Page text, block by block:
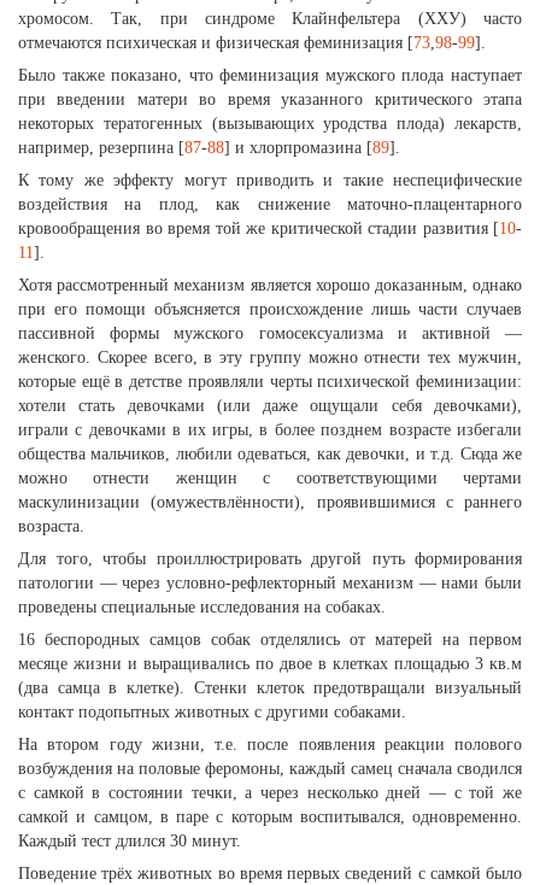
хромосом. Так, при синдроме Клайнфельтера (ХХУ) часто
отмечаются психическая и физическая феминизация [73,98-99].
Было также показано, что феминизация мужского плода наступает
при введении матери во время указанного критического этапа
некоторых тератогенных (вызывающих уродства плода) лекарств,
например, резерпина [87-88] и хлорпромазина [89].
К тому же эффекту могут приводить и такие неспецифические
воздействия на плод, как снижение маточно-плацентарного
кровообращения во время той же критической стадии развития [10-
11].
Хотя рассмотренный механизм является хорошо доказанным, однако
при его помощи объясняется происхождение лишь части случаев
пассивной формы мужского гомосексуализма и активной —
женского. Скорее всего, в эту группу можно отнести тех мужчин,
которые ещё в детстве проявляли черты психической феминизации:
хотели стать девочками (или даже ощущали себя девочками),
играли с девочками в их игры, в более позднем возрасте избегали
общества мальчиков, любили одеваться, как девочки, и т.д. Сюда же
можно отнести женщин с соответствующими чертами
маскулинизации (омужествлённости), проявившимися с раннего
возраста.
Для того, чтобы проиллюстрировать другой путь формирования
патологии — через условно-рефлекторный механизм — нами были
проведены специальные исследования на собаках.
16 беспородных самцов собак отделялись от матерей на первом
месяце жизни и выращивались по двое в клетках площадью 3 кв.м
(два самца в клетке). Стенки клеток предотвращали визуальный
контакт подопытных животных с другими собаками.
На втором году жизни, т.е. после появления реакции полового
возбуждения на половые феромоны, каждый самец сначала сводился
с самкой в состоянии течки, а через несколько дней — с той же
самкой и самцом, в паре с которым воспитывался, одновременно.
Каждый тест длился 30 минут.
Поведение трёх животных во время первых сведений с самкой было